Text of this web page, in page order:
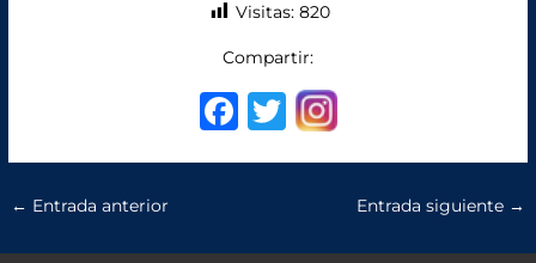
Visitas: 820
Compartir:
F T
← Entrada anterior Entrada siguiente →